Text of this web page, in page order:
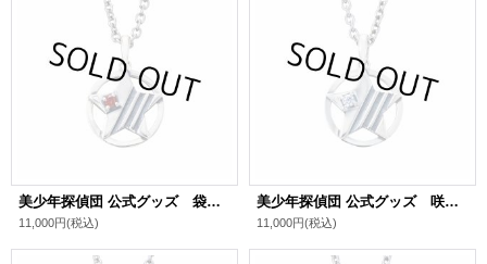
美少年探偵団 公式グッズ 袋井満 シルバーネックレス
11,000円(税込)
美少年探偵団 公式グッズ 咲口長広 シルバーネックレス
11,000円(税込)